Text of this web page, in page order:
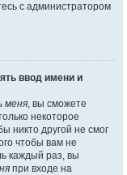
с администратором
ввод имени и
меня, вы сможете
некоторое
никто другой не смог
чтобы вам не
каждый раз, вы
при входе на